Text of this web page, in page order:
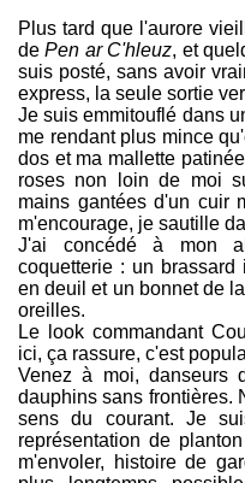
Plus tard que l'aurore
dePen ar C'hleuz, et
suis posté, sans avoir
express, la seule sortie
Je suis emmitouflé dans
me rendant plus mince
dos et ma mallette
roses non loin de moi
mains gantées d'un cuir
m'encourage, je sautille
J'ai concédé à mon
coquetterie : un
en deuil et un bonnet de
oreilles.
Le look commandant
ici, ça rassure, c'est
Venez à moi, danseurs
dauphins sans frontières.
sens du courant. Je
représentation de
m'envoler, histoire de